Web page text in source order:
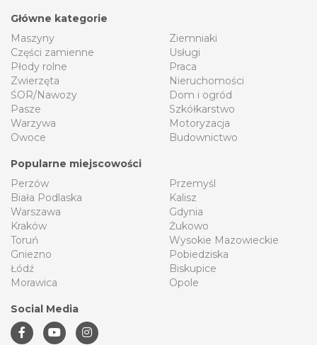
Główne kategorie
Maszyny
Części zamienne
Płody rolne
Zwierzęta
ŚOR/Nawozy
Pasze
Warzywa
Owoce
Ziemniaki
Usługi
Praca
Nieruchomości
Dom i ogród
Szkółkarstwo
Motoryzacja
Budownictwo
Popularne miejscowości
Perzów
Biała Podlaska
Warszawa
Kraków
Toruń
Gniezno
Łódź
Morawica
Przemyśl
Kalisz
Gdynia
Żukowo
Wysokie Mazowieckie
Pobiedziska
Biskupice
Opole
Social Media